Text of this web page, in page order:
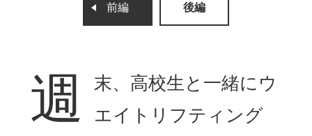
前編 後編
週
末、高校生と一緒にウ
エイトリフティング